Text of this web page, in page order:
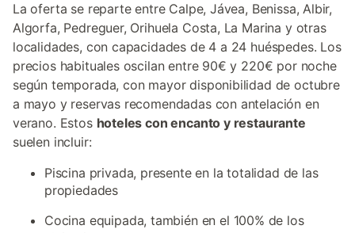
La oferta se reparte entre Calpe, Jávea, Benissa, Albir,
Algorfa, Pedreguer, Orihuela Costa, La Marina y otras
localidades, con capacidades de 4 a 24 huéspedes. Los
precios habituales oscilan entre 90€ y 220€ por noche
según temporada, con mayor disponibilidad de octubre
a mayo y reservas recomendadas con antelación en
verano. Estos hoteles con encanto y restaurante
suelen incluir:
Piscina privada, presente en la totalidad de las
propiedades
Cocina equipada, también en el 100% de los